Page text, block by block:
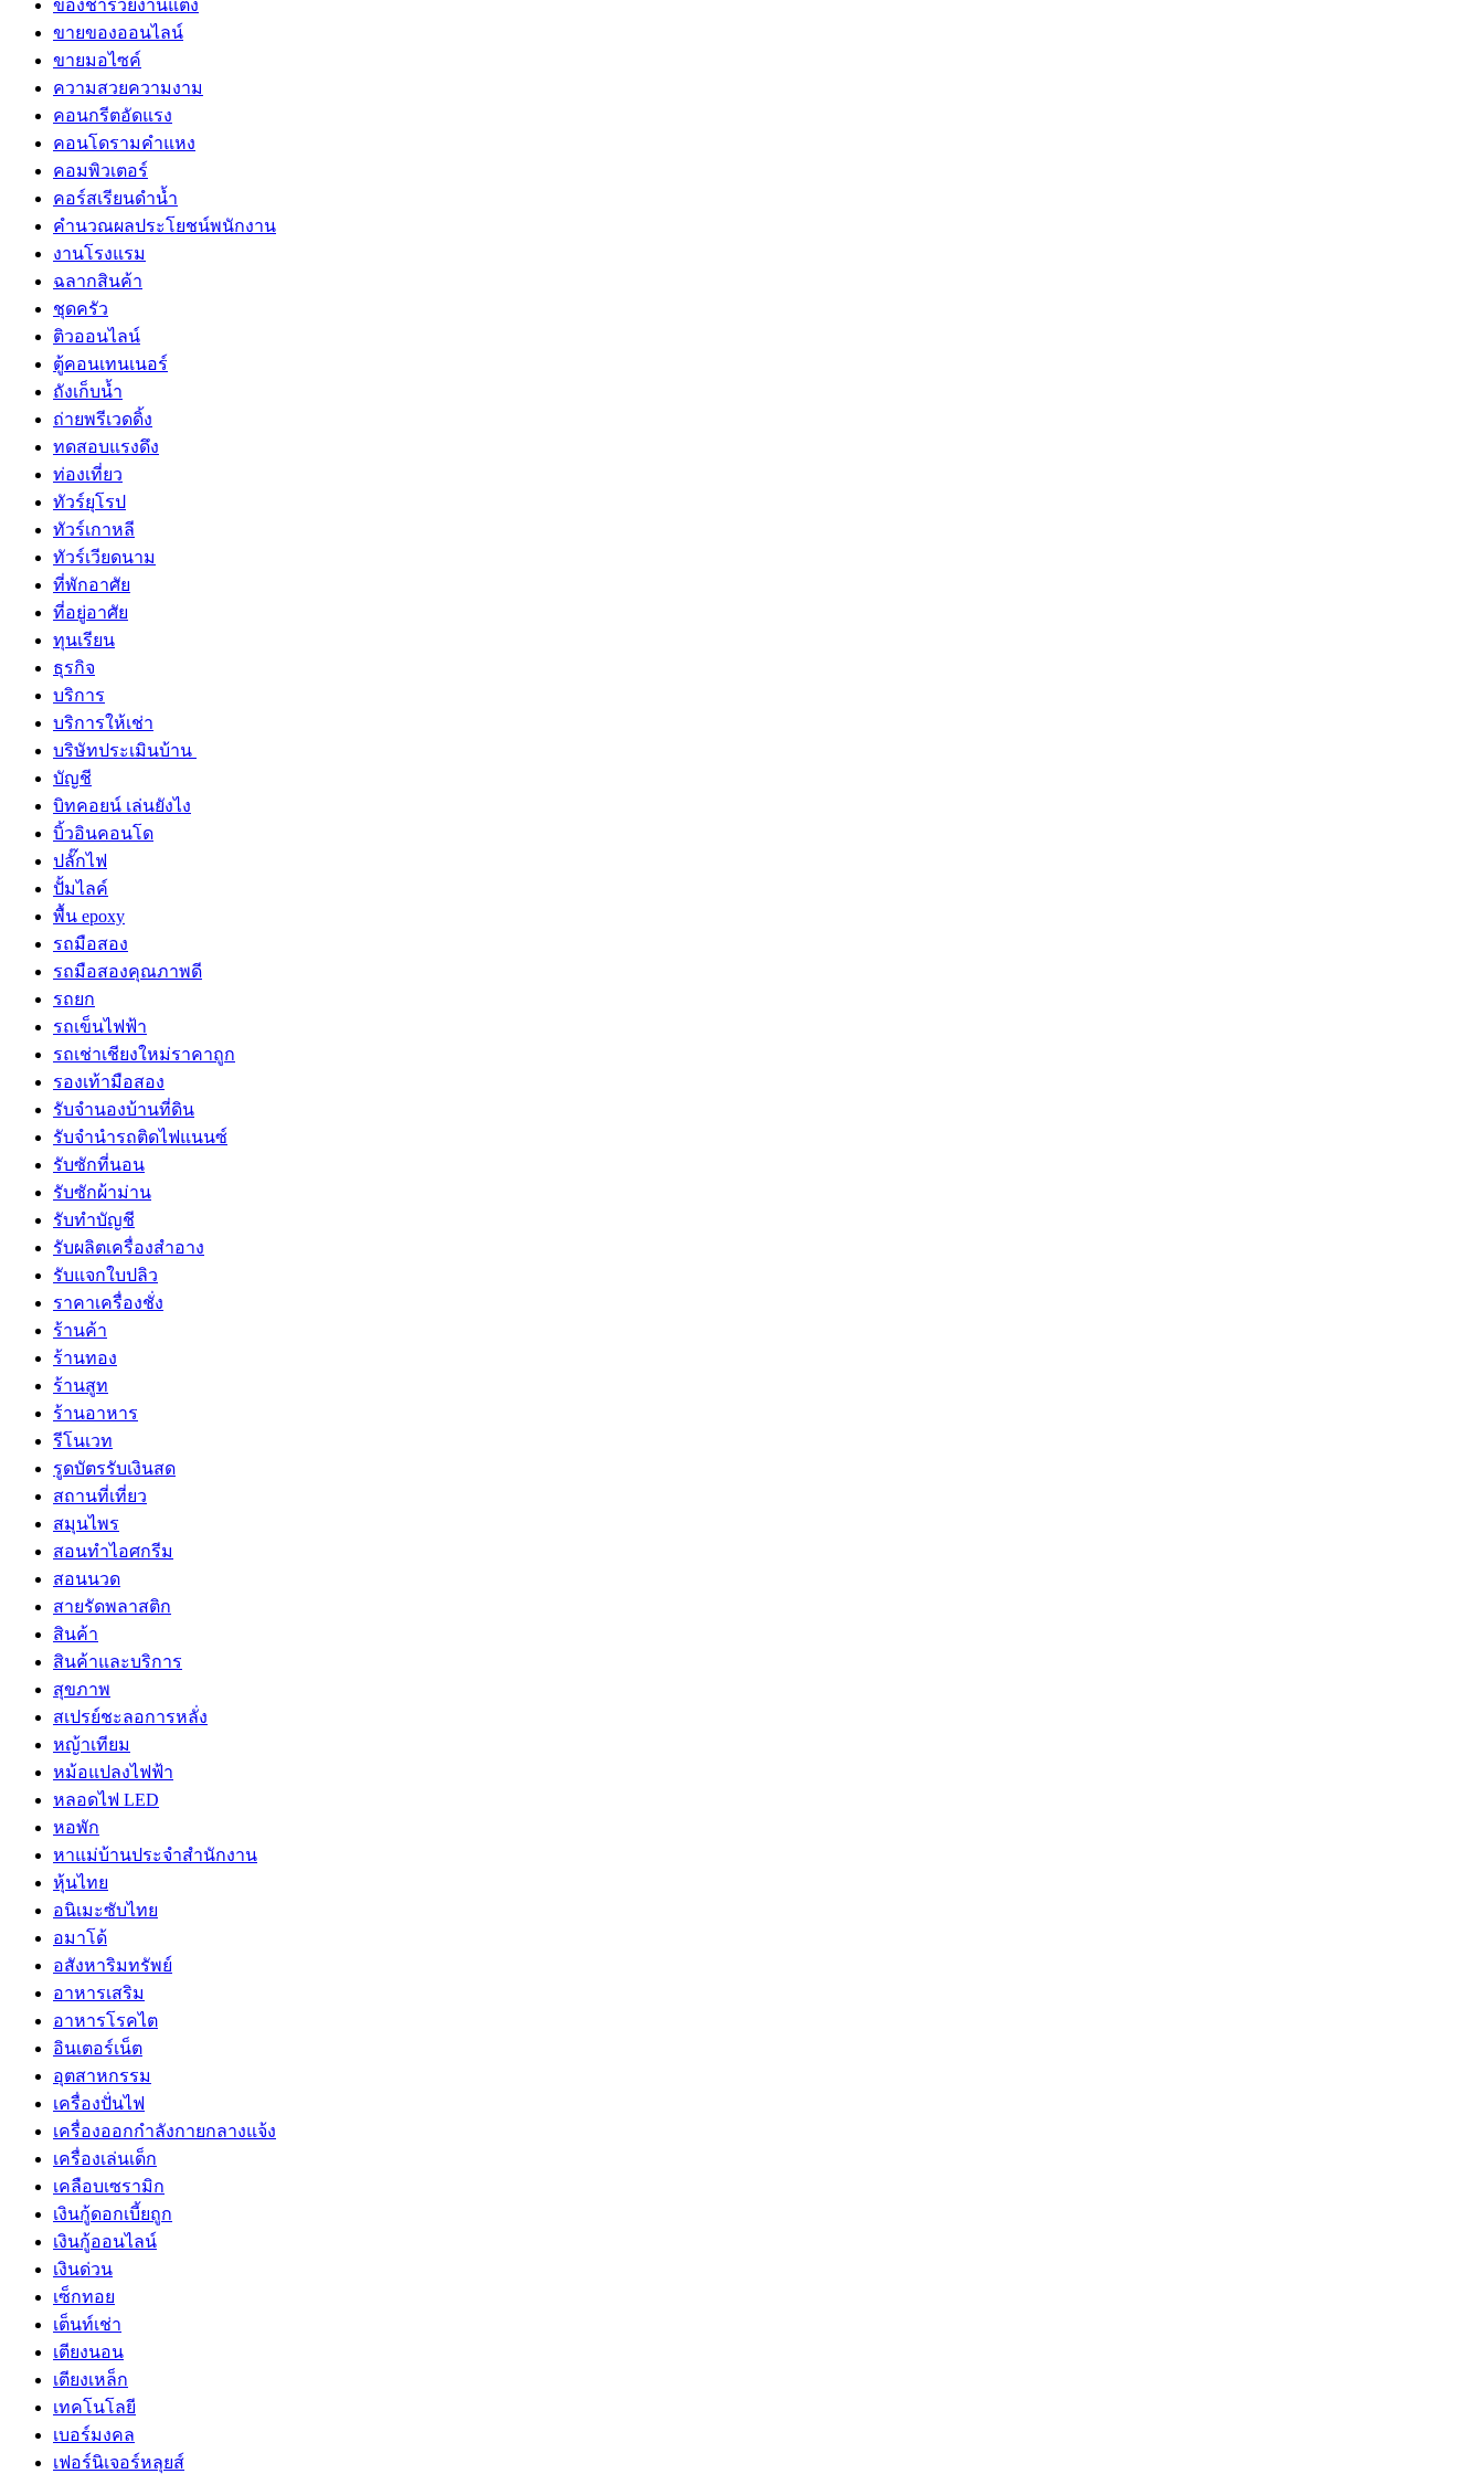
ของชำร่วยงานแต่ง
ขายของออนไลน์
ขายมอไซค์
ความสวยความงาม
คอนกรีตอัดแรง
คอนโดรามคำแหง
คอมพิวเตอร์
คอร์สเรียนดำน้ำ
คำนวณผลประโยชน์พนักงาน
งานโรงแรม
ฉลากสินค้า
ชุดครัว
ติวออนไลน์
ตู้คอนเทนเนอร์
ถังเก็บน้ำ
ถ่ายพรีเวดดิ้ง
ทดสอบแรงดึง
ท่องเที่ยว
ทัวร์ยุโรป
ทัวร์เกาหลี
ทัวร์เวียดนาม
ที่พักอาศัย
ที่อยู่อาศัย
ทุนเรียน
ธุรกิจ
บริการ
บริการให้เช่า
บริษัทประเมินบ้าน
บัญชี
บิทคอยน์ เล่นยังไง
บิ้วอินคอนโด
ปลั๊กไฟ
ปั้มไลค์
พื้น epoxy
รถมือสอง
รถมือสองคุณภาพดี
รถยก
รถเข็นไฟฟ้า
รถเช่าเชียงใหม่ราคาถูก
รองเท้ามือสอง
รับจำนองบ้านที่ดิน
รับจำนำรถติดไฟแนนซ์
รับซักที่นอน
รับซักผ้าม่าน
รับทำบัญชี
รับผลิตเครื่องสำอาง
รับแจกใบปลิว
ราคาเครื่องชั่ง
ร้านค้า
ร้านทอง
ร้านสูท
ร้านอาหาร
รีโนเวท
รูดบัตรรับเงินสด
สถานที่เที่ยว
สมุนไพร
สอนทำไอศกรีม
สอนนวด
สายรัดพลาสติก
สินค้า
สินค้าและบริการ
สุขภาพ
สเปรย์ชะลอการหลั่ง
หญ้าเทียม
หม้อแปลงไฟฟ้า
หลอดไฟ LED
หอพัก
หาแม่บ้านประจำสำนักงาน
หุ้นไทย
อนิเมะซับไทย
อมาโด้
อสังหาริมทรัพย์
อาหารเสริม
อาหารโรคไต
อินเตอร์เน็ต
อุตสาหกรรม
เครื่องปั่นไฟ
เครื่องออกกำลังกายกลางแจ้ง
เครื่องเล่นเด็ก
เคลือบเซรามิก
เงินกู้ดอกเบี้ยถูก
เงินกู้ออนไลน์
เงินด่วน
เซ็กทอย
เต็นท์เช่า
เตียงนอน
เตียงเหล็ก
เทคโนโลยี
เบอร์มงคล
เฟอร์นิเจอร์หลุยส์